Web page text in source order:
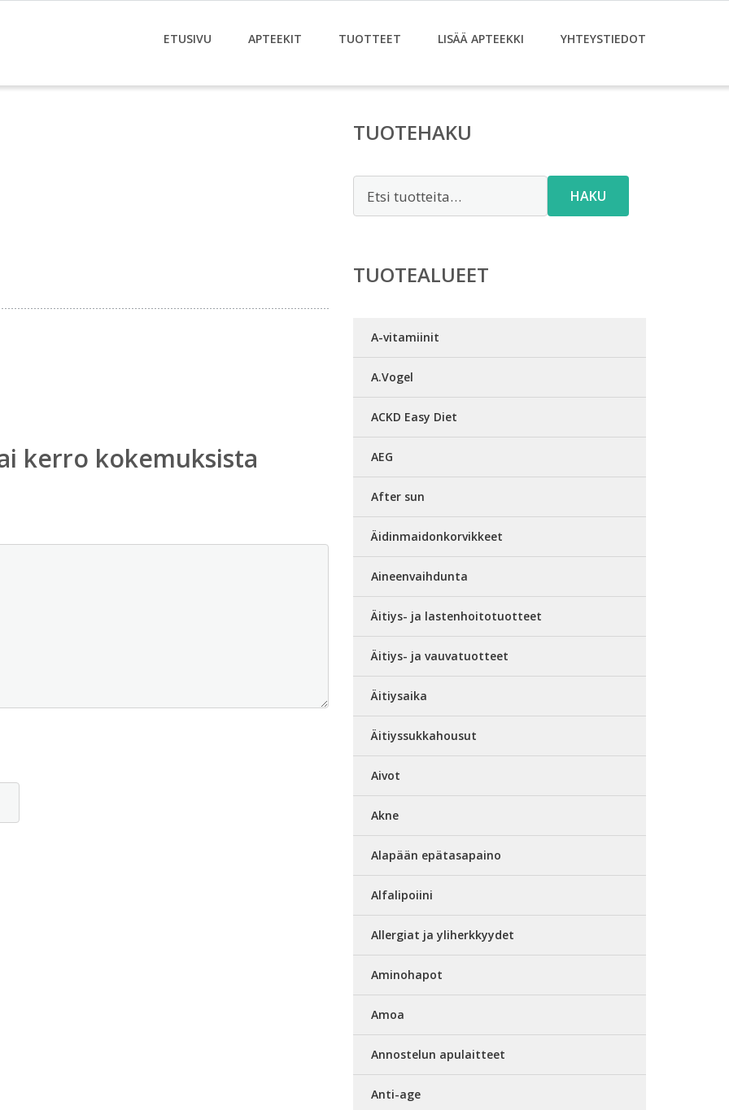
ETUSIVU APTEEKIT TUOTTEET LISÄÄ APTEEKKI YHTEYSTIEDOT
kerro kokemuksista
TUOTEHAKU
HAKU
TUOTEALUEET
A-vitamiinit
A.Vogel
ACKD Easy Diet
AEG
After sun
Äidinmaidonkorvikkeet
Aineenvaihdunta
Äitiys- ja lastenhoitotuotteet
Äitiys- ja vauvatuotteet
Äitiysaika
Äitiyssukkahousut
Aivot
Akne
Alapään epätasapaino
Alfalipoiini
Allergiat ja yliherkkyydet
Aminohapot
Amoa
Annostelun apulaitteet
Anti-age